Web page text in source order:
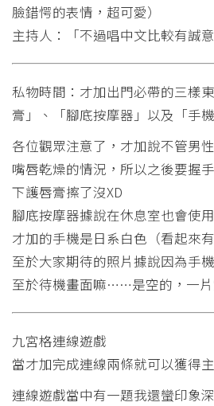
臉錯愕的表情，超可愛）
主持人：「不過唱中文比較有誠意
私物時間：才加出門必帶的三樣
膏」、「腳底按摩器」以及「手機
各位觀眾注意了，才加說不管男
嘴唇乾燥的情況，所以之後要握
下護唇膏擦了沒XD
腳底按摩器據說在休息室也會使用
才加的手機是日系白色（看起來
至於大家期待的照片據說因為手
至於待機畫面嘛……是空的，一片
九宮格連線遊戲
當才加完成連線兩條就可以獲得
連線遊戲當中有一題我還蠻印象